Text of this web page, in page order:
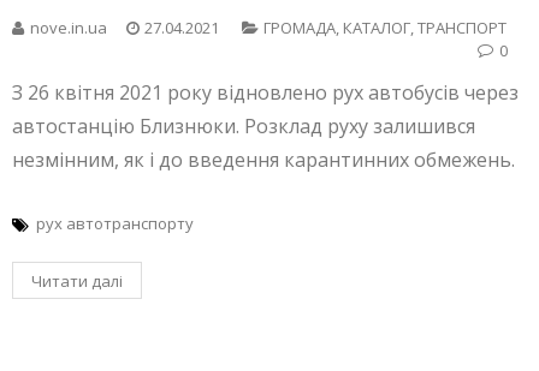
nove.in.ua 27.04.2021 ГРОМАДА КАТАЛОГ ТРАНСПОРТ
0
З 26 квітня 2021 року відновлено рух автобусів через
автостанцію Близнюки. Розклад руху залишився
незмінним, як і до введення карантинних обмежень.
рух автотранспорту
Читати далі